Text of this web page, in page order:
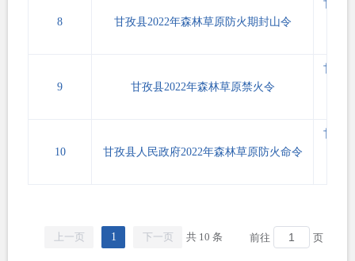
8 甘孜县2022年森林草原防火期封山令
甘孜
9 甘孜县2022年森林草原禁火令
甘孜
10 甘孜县人民政府2022年森林草原防火命令
甘孜
上一页 1 下一页 共 10 条 前往 页